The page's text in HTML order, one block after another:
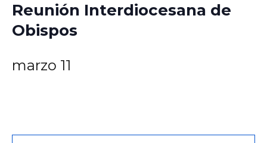
Reunión Interdiocesana de
Obispos
marzo 11